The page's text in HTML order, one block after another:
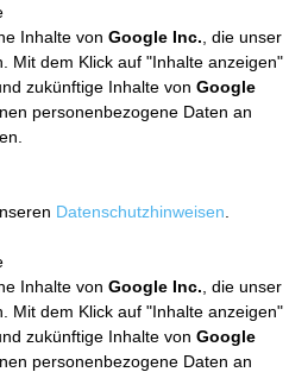
Inhalte von Google Inc. , die unser
Mit dem Klick auf "Inhalte anzeigen"
zukünftige Inhalte von Google
personenbezogene Daten an
Datenschutzhinweisen
Inhalte von Google Inc. , die unser
Mit dem Klick auf "Inhalte anzeigen"
zukünftige Inhalte von Google
personenbezogene Daten an